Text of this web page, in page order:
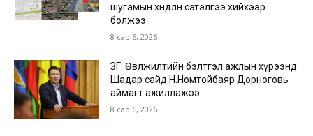
шугамын хөндлөн сэтэлгээ хийхээр
болжээ
8 сар 6, 2026
ЗГ: Өвөлжилтийн бэлтгэл ажлын хүрээнд
Шадар сайд Н.Номтойбаяр Дорноговь
аймагт ажиллажээ
8 сар 6, 2026